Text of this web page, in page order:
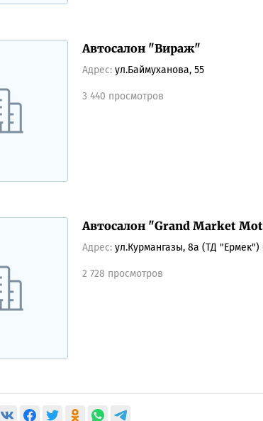
Автосалон "Вираж"
Адрес: ул.Баймуханова, 55
3 440 просмотров
Автосалон "Grand Market
Адрес: ул.Курмангазы, 8а (ТД "Ермек")
2 728 просмотров